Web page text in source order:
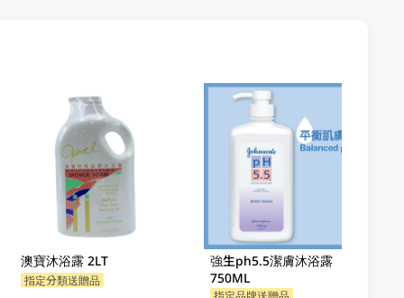
澳寶沐浴露 2LT
指定分類送贈品
強生ph5.5潔膚沐浴露
750ML